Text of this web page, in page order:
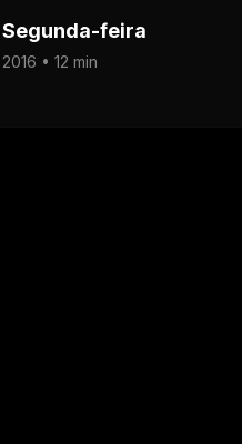
Segunda-feira
2016 • 12 min